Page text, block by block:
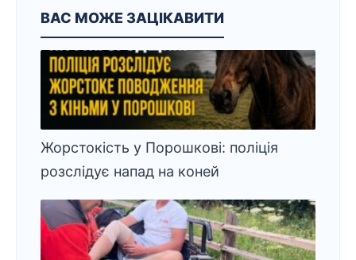
ВАС МОЖЕ ЗАЦІКАВИТИ
Жорстокість у Порошкові: поліція
розслідує напад на коней